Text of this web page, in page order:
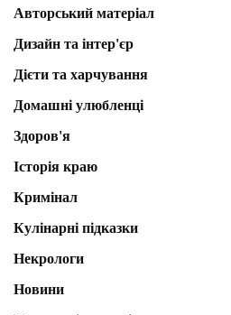
Авторський матеріал
Дизайн та інтер'єр
Дієти та харчування
Домашні улюбленці
Здоров'я
Історія краю
Кримінал
Кулінарні підказки
Некрологи
Новини